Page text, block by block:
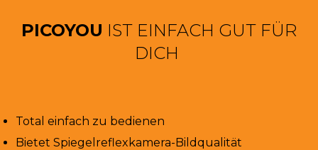
PICOYOU IST EINFACH GUT FÜR
DICH
Total einfach zu bedienen
Bietet Spiegelreflexkamera-Bildqualität